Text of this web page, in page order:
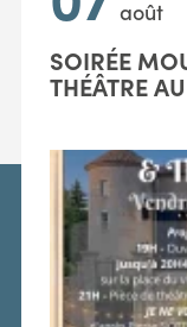
août
SOIRÉE
THÉÂTRE